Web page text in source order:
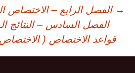
تصفّح
المقالات
→ الفصل الرابع – الاختصاص
الفصل السادس – النتائج
قواعد الاختصاص ( الاختصاص